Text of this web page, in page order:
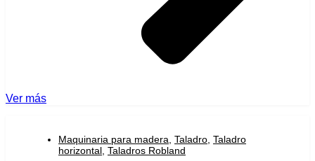
Ver más
Maquinaria para madera Taladro Taladro
horizontal Taladros Robland